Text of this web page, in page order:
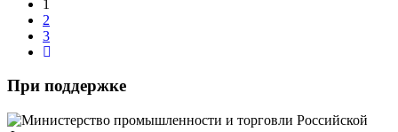
1
2
3
При поддержке